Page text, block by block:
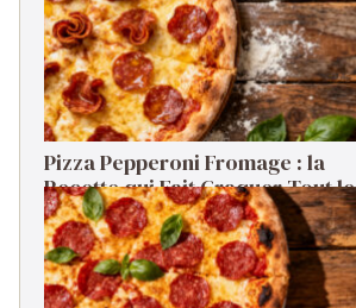
Pizza Pepperoni Fromage : la
Recette qui Fait Craquer Tout le
Monde